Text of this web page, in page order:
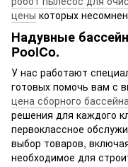
цены которых
Надувные
PoolCo.
У нас работают
готовых помочь вам с
цена сборного
решения для каждого
первоклассное
выбор товаров,
необходимое для